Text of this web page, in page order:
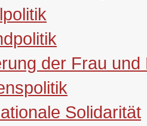
der Frau und
Solidarität